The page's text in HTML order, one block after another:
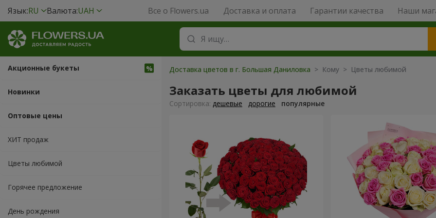
Язык:RU Валюта:UAH Все о Flowers.ua Доставка и оплата Гарантии качества Наши
Акционные букеты
Новинки
Оптовые цены
ХИТ продаж
Цветы любимой
Горячее предложение
День рождения
Доставка цветов в г. Большая Даниловка > Кому > Цветы любимой
Заказать цветы для любимой
Cортировка: дешевые дорогие популярные